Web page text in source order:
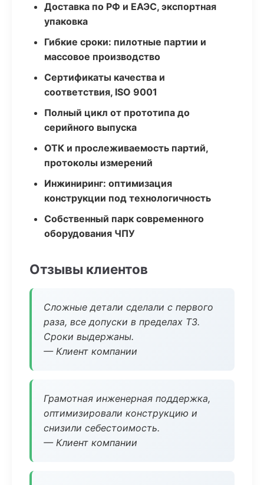
Доставка по РФ и ЕАЭС, экспортная
упаковка
Гибкие сроки: пилотные партии и
массовое производство
Сертификаты качества и
соответствия, ISO 9001
Полный цикл от прототипа до
серийного выпуска
ОТК и прослеживаемость партий,
протоколы измерений
Инжиниринг: оптимизация
конструкции под технологичность
Собственный парк современного
оборудования ЧПУ
Отзывы клиентов
Сложные детали сделали с первого
раза, все допуски в пределах ТЗ.
Сроки выдержаны.
— Клиент компании
Грамотная инженерная поддержка,
оптимизировали конструкцию и
снизили себестоимость.
— Клиент компании